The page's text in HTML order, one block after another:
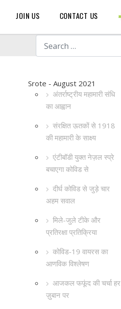
Search
JOIN US CONTACT US
Srote - August 2021
अंतर्राष्ट्रीय महामारी संधि
का आह्वान
संरक्षित ऊतकों से 1918
की महामारी के साक्ष्य
एंटीबॉडी युक्त नेज़ल स्प्रे
बचाएगा कोविड से
दीर्घ कोविड से जुड़े चार
अहम सवाल
मिले-जुले टीके और
प्रतिरक्षा प्रतिक्रिया
कोविड-19 वायरस का
आणविक विश्लेषण
आजकल फफूंद की चर्चा हर
ज़ुबान पर